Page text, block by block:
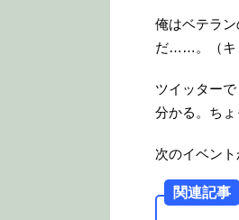
俺はベテラ
だ……。（キ
ツイッター
分かる。ちょ
次のイベン
関連記事